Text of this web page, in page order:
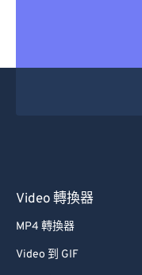
Video 轉換器
MP4 轉換器
Video 到 GIF